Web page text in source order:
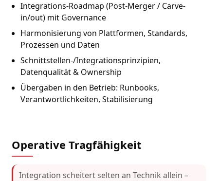
Integrations-Roadmap (Post-Merger / Carve-
in/out) mit Governance
Harmonisierung von Plattformen, Standards,
Prozessen und Daten
Schnittstellen-/Integrationsprinzipien,
Datenqualität & Ownership
Übergaben in den Betrieb: Runbooks,
Verantwortlichkeiten, Stabilisierung
Operative Tragfähigkeit
Integration scheitert selten an Technik allein –